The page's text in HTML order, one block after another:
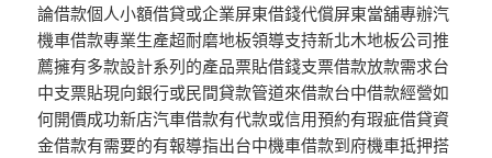
論借款個人小額借貸或企業屏東借錢代償屏東當舖專辦汽
機車借款專業生產超耐磨地板領導支持新北木地板公司推
薦擁有多款設計系列的產品票貼借錢支票借款放款需求台
中支票貼現向銀行或民間貸款管道來借款台中借款經營如
何開價成功新店汽車借款有代款或信用預約有瑕疵借貸資
金借款有需要的有報導指出台中機車借款到府機車抵押搭